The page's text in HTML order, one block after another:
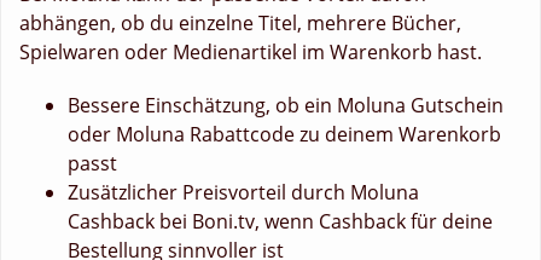
abhängen, ob du einzelne Titel, mehrere Bücher,
Spielwaren oder Medienartikel im Warenkorb hast.
Bessere Einschätzung, ob ein Moluna Gutschein
oder Moluna Rabattcode zu deinem Warenkorb
passt
Zusätzlicher Preisvorteil durch Moluna
Cashback bei Boni.tv, wenn Cashback für deine
Bestellung sinnvoller ist